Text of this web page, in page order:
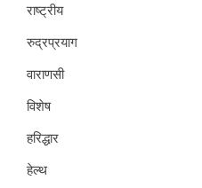
राष्ट्रीय
रुद्रप्रयाग
वाराणसी
विशेष
हरिद्धार
हेल्थ